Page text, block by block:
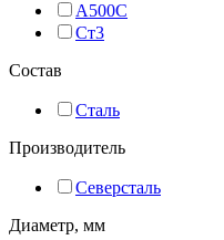
А500С
Ст3
Состав
Сталь
Производитель
Северсталь
Диаметр, мм